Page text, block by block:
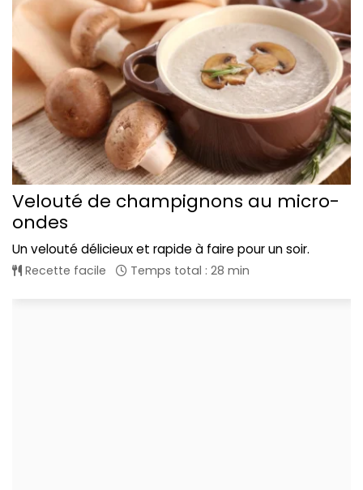
Velouté de champignons au micro-
ondes
Un velouté délicieux et rapide à faire pour un soir.
Recette facile Temps total : 28 min